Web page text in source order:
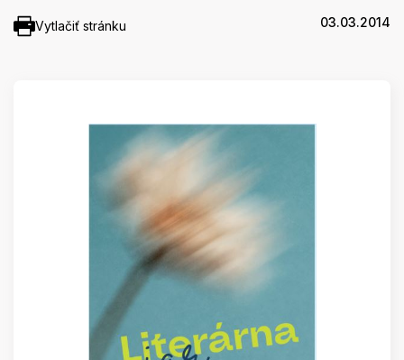
Vytlačiť stránku 03.03.2014